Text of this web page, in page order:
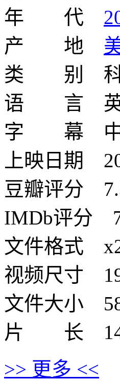
年 代
产 地
类 别 科
语 言 英
字 幕 中
上映日期
豆瓣评分
IMDb评分
文件格式
视频尺寸
文件大小
片 长
>> 更多 <<